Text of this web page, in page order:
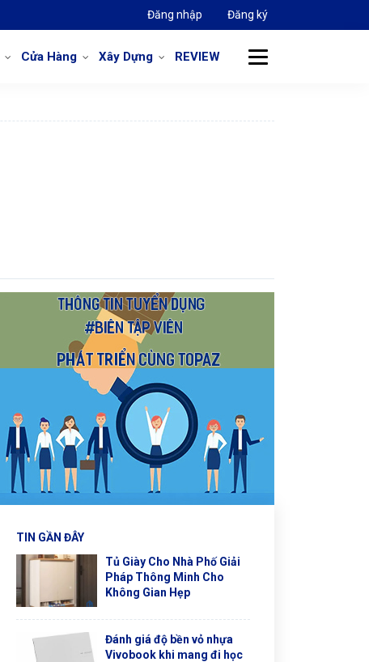
Đăng nhập Đăng ký
Cửa Hàng Xây Dựng REVIEW
TIN GẦN ĐÂY
Tủ Giày Cho Nhà Phố Giải
Pháp Thông Minh Cho
Không Gian Hẹp
Đánh giá độ bền vỏ nhựa
Vivobook khi mang đi học